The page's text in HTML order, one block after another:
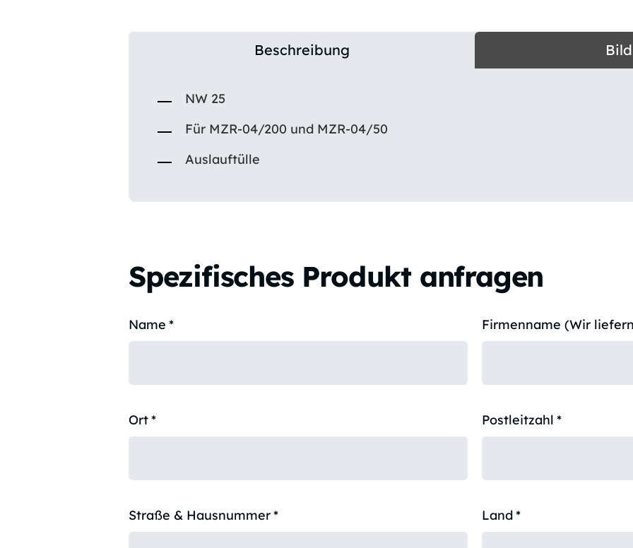
Beschreibung
NW 25
Für MZR-04/200 und MZR-04/50
Auslauftülle
Spezifisches Produkt anfragen
Name * Firmenname (Wir
Ort* Postleitzahl *
Straße & Hausnummer* Land*